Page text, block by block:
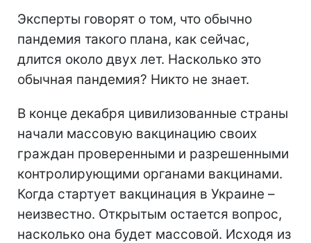
Эксперты говорят о том, что обычно
пандемия такого плана, как сейчас,
длится около двух лет. Насколько это
обычная пандемия? Никто не знает.
В конце декабря цивилизованные страны
начали массовую вакцинацию своих
граждан проверенными и разрешенными
контролирующими органами вакцинами.
Когда стартует вакцинация в Украине –
неизвестно. Открытым остается вопрос,
насколько она будет массовой. Исходя из